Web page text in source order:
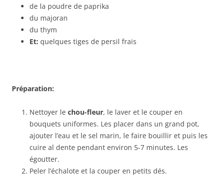
de la poudre de paprika
du majoran
du thym
Et: quelques tiges de persil frais
Préparation:
Nettoyer le chou-fleur, le laver et le couper en
bouquets uniformes. Les placer dans un grand pot,
ajouter l’eau et le sel marin, le faire bouillir et puis les
cuire al dente pendant environ 5-7 minutes. Les
égoutter.
Peler l’échalote et la couper en petits dés.